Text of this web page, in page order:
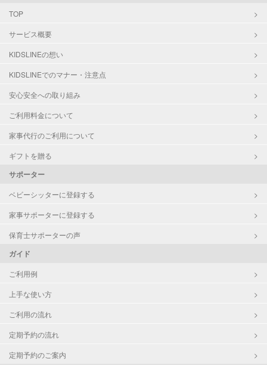
TOP
サービス概要
KIDSLINEの想い
KIDSLINEでのマナー・注意点
安心安全への取り組み
ご利用料金について
家事代行のご利用について
ギフトを贈る
サポーター
ベビーシッターに登録する
家事サポーターに登録する
保育士サポーターの声
ガイド
ご利用例
上手な使い方
ご利用の流れ
定期予約の流れ
定期予約のご案内